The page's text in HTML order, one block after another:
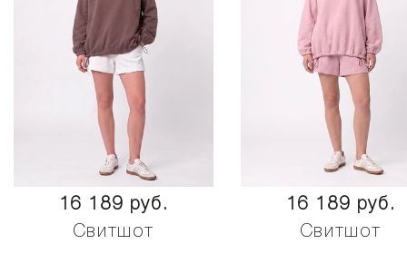
16 189 руб.
Свитшот
16 189 руб.
Свитшот